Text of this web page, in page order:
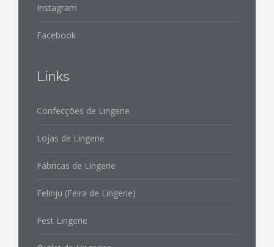
Instagram
Facebook
Links
Confecções de Lingerie
Lojas de Lingerie
Fábricas de Lingerie
Felinju (Feira de Lingerie)
Fest Lingerie